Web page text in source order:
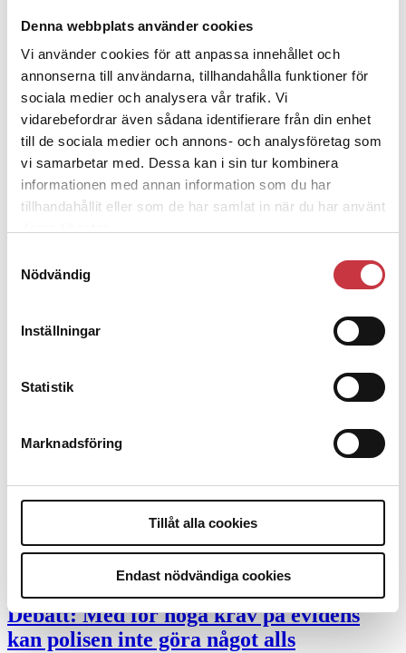
Denna webbplats använder cookies
Vi använder cookies för att anpassa innehållet och
annonserna till användarna, tillhandahålla funktioner för
sociala medier och analysera vår trafik. Vi
vidarebefordrar även sådana identifierare från din enhet
till de sociala medier och annons- och analysföretag som
vi samarbetar med. Dessa kan i sin tur kombinera
informationen med annan information som du har
tillhandahållit eller som de har samlat in när du har använt
Nödvändig
Inställningar
Statistik
Marknadsföring
Tillåt alla cookies
Endast nödvändiga cookies
1 juni 2026
Jens Mårtensson:Snart 20 år i tjänst – nu
ska han lära sig grunderna
4 juni 2026
Polisregionen erkänner fel: ”Kommer att
rättas till”
Desktopannnons
Slutreplik:
motiv
Det är inte evidenskrav som
bakbinder polisen
Debatt:Med för höga krav på evidens
kan polisen inte göra något alls